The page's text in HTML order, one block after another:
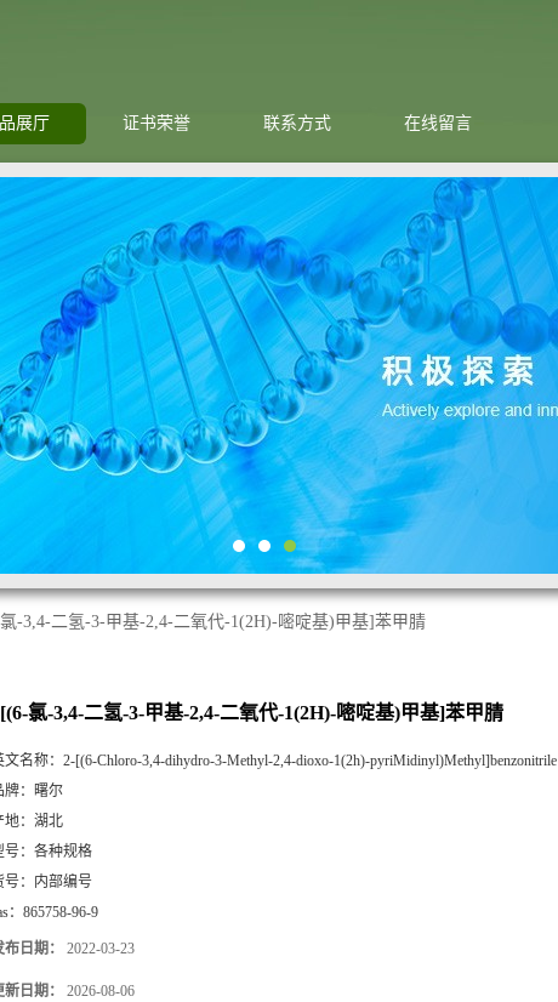
展厅 证书荣誉 联系方式 在线留言
-3,4-二氢-3-甲基-2,4-二氧代-1(2H)-嘧啶基)甲基]苯甲腈
氯-3,4-二氢-3-甲基-2,4-二氧代-1(2H)-嘧啶基)甲基]苯甲腈
文名称： 2-[(6-Chloro-3,4-dihydro-3-Methyl-2,4-dioxo-1(2h)-pyriMidinyl)Methyl]benzonitrile
牌： 曙尔
： 湖北
： 各种规格
：
内部编号
： 865758-96-9
布日期： 2022-03-23
新日期： 2026-08-06